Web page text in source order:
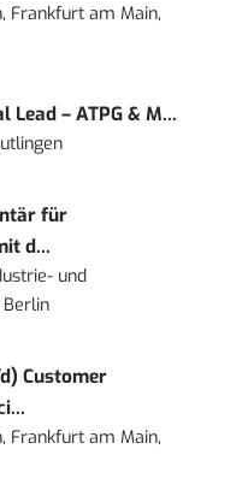
Frankfurt am Main,
Lead – ATPG & M...
für
d...
und
Berlin
Customer
Frankfurt am Main,